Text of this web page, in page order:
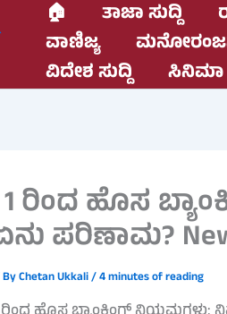
🏠 ತಾಜಾ ಸುದ್ದಿ
ವಾಣಿಜ್ಯ
ವಿದೇಶ ಸುದ್ದಿ
ಸಿನಿಮಾ
ರಿಂದ ಹೊಸ
ಪರಿಣಾಮ? New
Chetan Ukkali/4 minutes of reading